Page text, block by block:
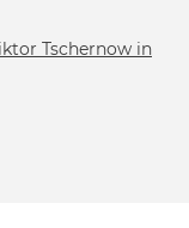
Tschernow in